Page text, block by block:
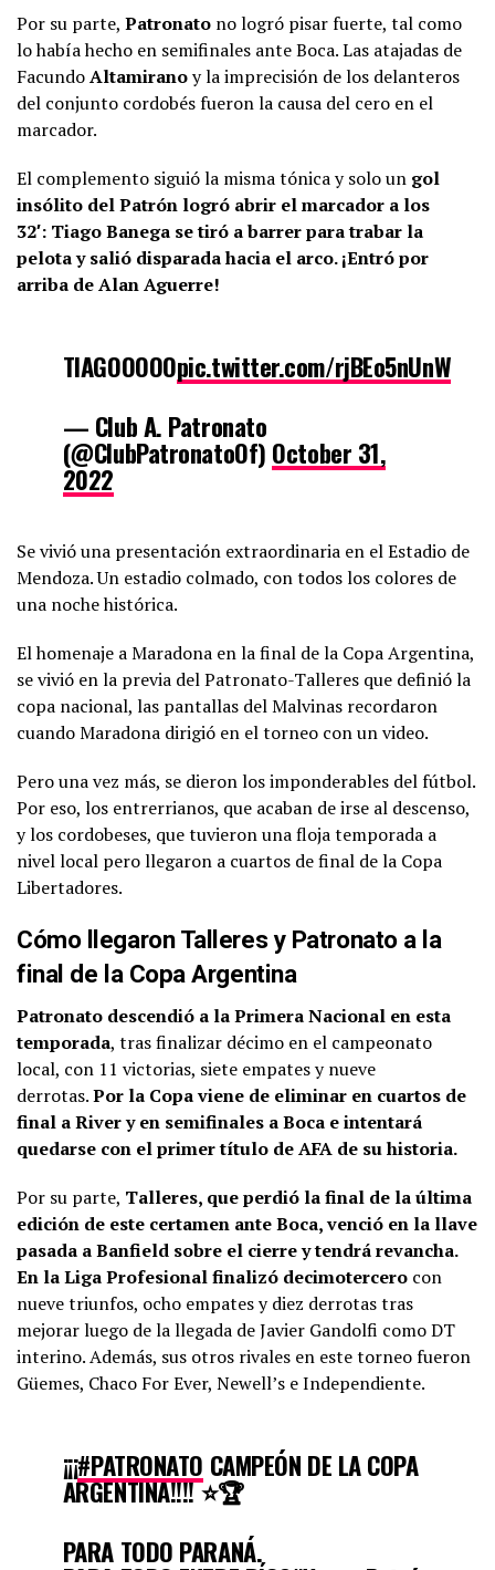
Por su parte, Patronato no logró pisar fuerte, tal como
lo había hecho en semifinales ante Boca. Las atajadas de
FacundoAltamiranoy la imprecisión de los delanteros
del conjunto cordobés fueron la causa del cero en el
marcador.
El complemento siguió la misma tónica y solo un gol
insólito del Patrón logró abrir el marcador a los
32′: Tiago Banega se tiró a barrer para trabar la
pelota y salió disparada hacia el arco. ¡Entró por
arriba de Alan Aguerre!
TIAGOOOOOpic.twitter.com/rjBEo5nUnW
— Club A. Patronato
(@ClubPatronatoOf) October 31,
2022
PUBLICIDAD
Se vivió una presentación extraordinaria en el Estadio de
Mendoza. Un estadio colmado, con todos los colores de
una noche histórica.
El homenaje a Maradona en la final de la Copa Argentina,
se vivió en la previa del Patronato-Talleres que definió la
copa nacional, las pantallas del Malvinas recordaron
cuando Maradona dirigió en el torneo con un video.
Pero una vez más, se dieron los imponderables del fútbol.
Por eso, los entrerrianos, que acaban de irse al descenso,
y los cordobeses, que tuvieron una floja temporada a
nivel local pero llegaron a cuartos de final de la Copa
Libertadores.
Cómo llegaron Talleres y Patronato a la
final de la Copa Argentina
Patronato descendió a la Primera Nacional en esta
temporada, tras finalizar décimo en el campeonato
local, con 11 victorias, siete empates y nueve
derrotas.Por la Copa viene de eliminar en cuartos de
final a River y en semifinales a Boca e intentará
quedarse con el primer título de AFA de su historia.
Por su parte, Talleres, que perdió la final de la última
edición de este certamen ante Boca, venció en la llave
pasada a Banfield sobre el cierre y tendrá revancha.
En la Liga Profesional finalizó decimotercero con
nueve triunfos, ocho empates y diez derrotas tras
mejorar luego de la llegada de Javier Gandolfi como DT
interino. Además, sus otros rivales en este torneo fueron
Güemes, Chaco For Ever, Newell’s e Independiente.
¡¡¡#PATRONATO CAMPEÓN DE LA COPA
ARGENTINA!!!! ⭐🏆
PARA TODO PARANÁ.